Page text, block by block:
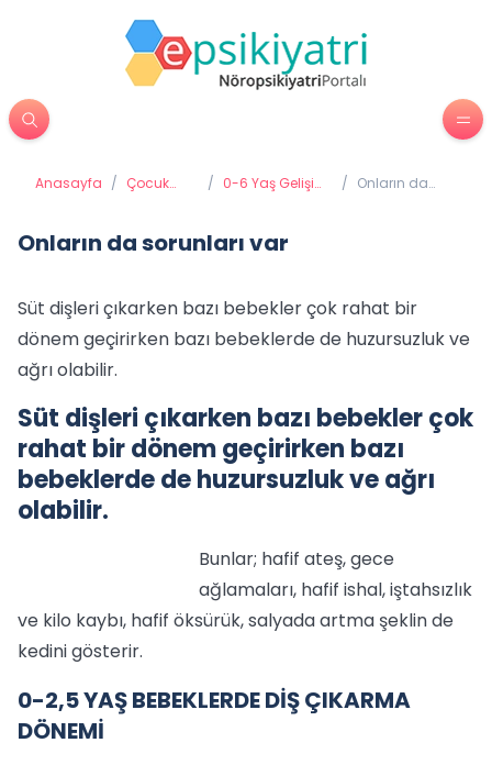
Anasayfa / Çocuk
/ 0-6 Yaş Gelişimi
/ Onların da
Onların da sorunları var
Süt dişleri çıkarken bazı bebekler çok rahat bir
dönem geçirirken bazı bebeklerde de huzursuzluk ve
ağrı olabilir.
Süt dişleri çıkarken bazı bebekler çok
rahat bir dönem geçirirken bazı
bebeklerde de huzursuzluk ve ağrı
olabilir.
Bunlar; hafif ateş, gece
ağlamaları, hafif ishal, iştahsızlık
ve kilo kaybı, hafif öksürük, salyada artma şeklin de
kedini gösterir.
0-2,5 YAŞ BEBEKLERDE DİŞ ÇIKARMA
DÖNEMİ